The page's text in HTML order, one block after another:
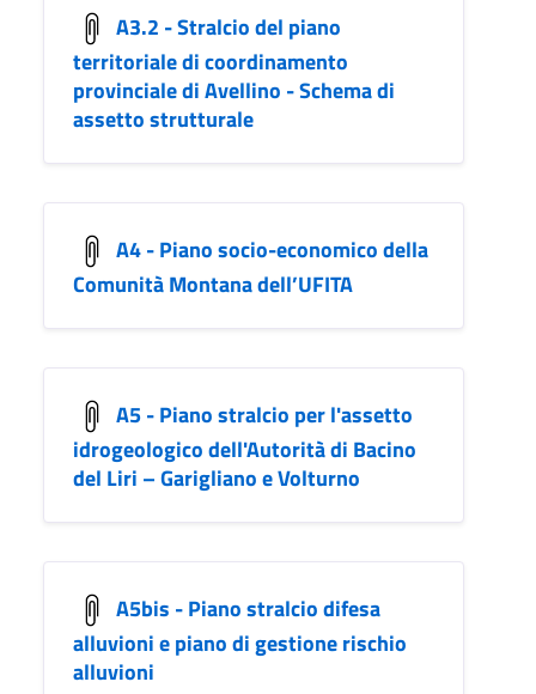
A3.2 - Stralcio del piano
territoriale di coordinamento
provinciale di Avellino - Schema di
assetto strutturale
A4 - Piano socio-economico della
Comunità Montana dell’UFITA
A5 - Piano stralcio per l'assetto
idrogeologico dell'Autorità di Bacino
del Liri – Garigliano e Volturno
A5bis - Piano stralcio difesa
alluvioni e piano di gestione rischio
alluvioni